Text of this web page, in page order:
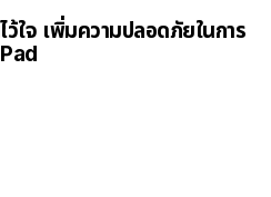
ใจ เพิ่มความปลอดภัยในการ